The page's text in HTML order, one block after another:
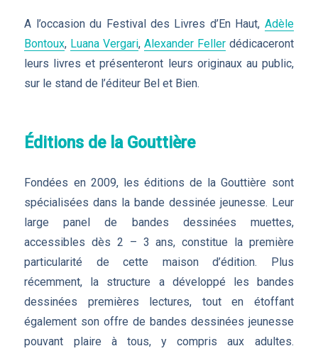
A l’occasion du Festival des Livres d’En Haut, Adèle
Bontoux, Luana Vergari, Alexander Fellerdédicaceront
leurs livres et présenteront leurs originaux au public,
sur le stand de l’éditeur Bel et Bien.
Éditions de la Gouttière
Fondées en 2009, les éditions de la Gouttière sont
spécialisées dans la bande dessinée jeunesse. Leur
large panel de bandes dessinées muettes,
accessibles dès 2 – 3 ans, constitue la première
particularité de cette maison d’édition. Plus
récemment, la structure a développé les bandes
dessinées premières lectures, tout en étoffant
également son offre de bandes dessinées jeunesse
pouvant plaire à tous, y compris aux adultes.